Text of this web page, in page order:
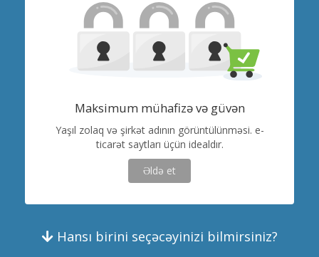
Maksimum mühafizə və güvən
Yaşıl zolaq və şirkət adının görüntülünməsi. e-
ticarət saytları üçün idealdır.
Əldə et
Hansı birini seçəcəyinizi bilmirsiniz?